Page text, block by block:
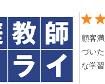
顧客
づい
な学